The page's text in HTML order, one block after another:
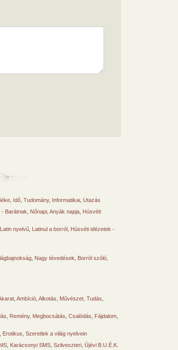
Idő Tudomány, Informatikai Utazás
- Barátnak Nőnapi Anyák napja Húsvéti
Latin nyelvű Latinul a borról Húsvéti idézetek -
Nagy tévedések Borról szóló
Ambíció Alkotás Művészet Tudás
Remény, Megbocsátás Csalódás Fájdalom
Erotikus Szeretlek a világ nyelvein
Karácsonyi SMS Szilveszteri, Újévi B.U.É.K.